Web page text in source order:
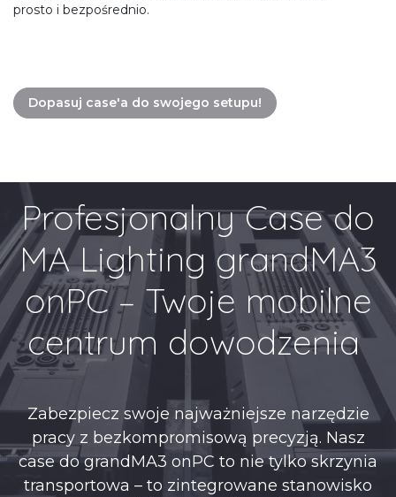
prosto i bezpośrednio.
Dopasuj case'a do swojego setupu!
Profesjonalny Case do
MA Lighting grandMA3
onPC – Twoje mobilne
centrum dowodzenia
Zabezpiecz swoje najważniejsze narzędzie
pracy z bezkompromisową precyzją. Nasz
case do grandMA3 onPC to nie tylko skrzynia
transportowa – to zintegrowane stanowisko